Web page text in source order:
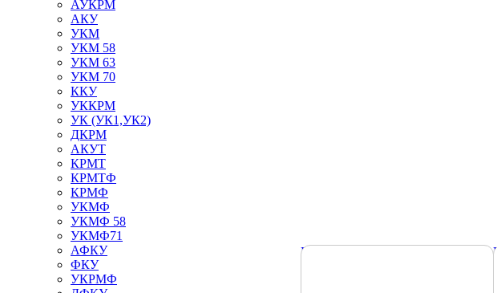
АУКРМ
АКУ
УКМ
УКМ 58
УКМ 63
УКМ 70
ККУ
УККРМ
УК (УК1,УК2)
ДКРМ
АКУТ
КРМТ
КРМТФ
КРМФ
УКМФ
УКМФ 58
УКМФ71
АФКУ
ФКУ
УКРМФ
Подробнее